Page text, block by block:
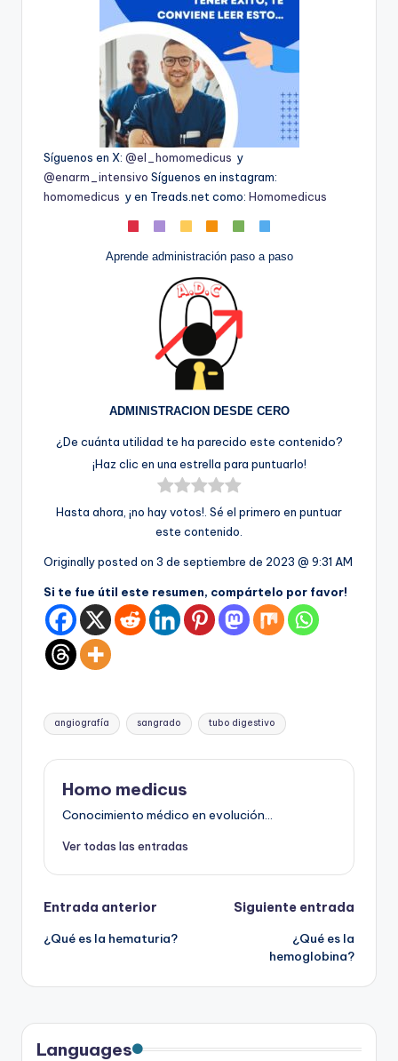
Síguenos en X: @el_homomedicus y
@enarm_intensivo Síguenos en instagram:
homomedicus y en Treads.net como: Homomedicus
Aprende administración paso a paso
ADMINISTRACION DESDE CERO
¿De cuánta utilidad te ha parecido este contenido?
¡Haz clic en una estrella para puntuarlo!
Hasta ahora, ¡no hay votos!. Sé el primero en puntuar
este contenido.
Originally posted on 3 de septiembre de 2023 @ 9:31 AM
Si te fue útil este resumen, compártelo por favor!
Etiquetas:
angiografía sangrado tubo digestivo
Homo medicus
Conocimiento médico en evolución...
Ver todas las entradas
Navegación
de
entradas
Entrada anterior
¿Qué es la hematuria?
Siguiente entrada
¿Qué es la
hemoglobina?
Languages